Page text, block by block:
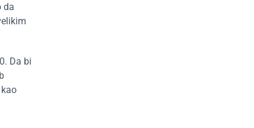
da
Da bi